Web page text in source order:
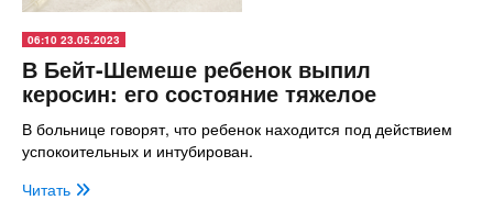
06:10 23.05.2023
В Бейт-Шемеше ребенок выпил
керосин: его состояние тяжелое
В больнице говорят, что ребенок находится под действием
успокоительных и интубирован.
Читать